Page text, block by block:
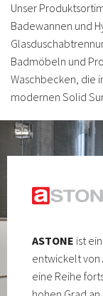
Unser
Badewannen und
Badmöbeln und
Waschbecken, die
modernen Solid
ASTONE ist
entwickelt von
eine Reihe